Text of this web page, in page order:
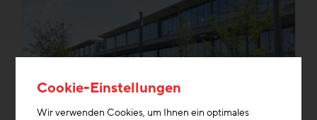
Cookie-Einstellungen
Wir verwenden Cookies, um Ihnen ein optimales